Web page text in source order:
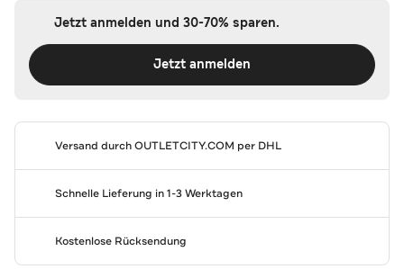
Jetzt anmelden und 30-70% sparen.
Jetzt anmelden
Versand durchOUTLETCITY.COM per DHL
Schnelle Lieferung in 1-3 Werktagen
Kostenlose Rücksendung